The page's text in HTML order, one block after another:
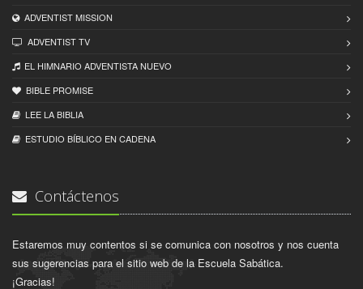
ADVENTIST MISSION
ADVENTIST TV
EL HIMNARIO ADVENTISTA NUEVO
BIBLE PROMISE
LEE LA BIBLIA
ESTUDIO BÍBLICO EN CADENA
Contáctenos
Estaremos muy contentos si se comunica con nosotros y nos cuenta
sus sugerencias para el sitio web de la Escuela Sabática.
¡Gracias!